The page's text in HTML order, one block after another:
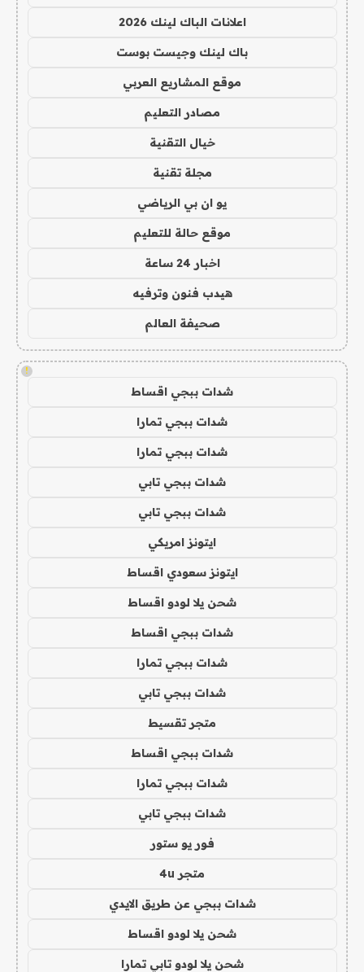
اعلانات الباك لينك 2026
باك لينك وجيست بوست
موقع المشاريع العربي
مصادر التعليم
خيال التقنية
مجلة تقنية
يو ان بي الرياضي
موقع حالة للتعليم
اخبار 24 ساعة
هيدب فنون وترفيه
صحيفة العالم
!
شدات ببجي اقساط
شدات ببجي تمارا
شدات ببجي تمارا
شدات ببجي تابي
شدات ببجي تابي
ايتونز امريكي
ايتونز سعودي اقساط
شحن يلا لودو اقساط
شدات ببجي اقساط
شدات ببجي تمارا
شدات ببجي تابي
متجر تقسيط
شدات ببجي اقساط
شدات ببجي تمارا
شدات ببجي تابي
فور يو ستور
متجر 4u
شدات ببجي عن طريق الايدي
شحن يلا لودو اقساط
شحن يلا لودو تابي تمارا